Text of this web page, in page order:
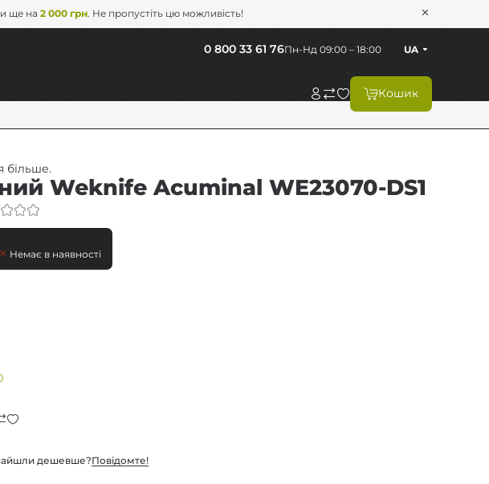
ще на2 000 грн. Не пропустіть цю можливість!
Кошик
Пн-Нд 09:00 – 18:00
0 800 33 61 76 UA
більше.
Weknife Acuminal WE23070-DS1
Немає в наявності
дешевше?Повiдомте!